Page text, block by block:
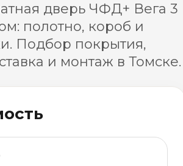
дверь ЧФД+ Вега 3
полотно, короб и
Подбор покрытия,
и монтаж в Томске.